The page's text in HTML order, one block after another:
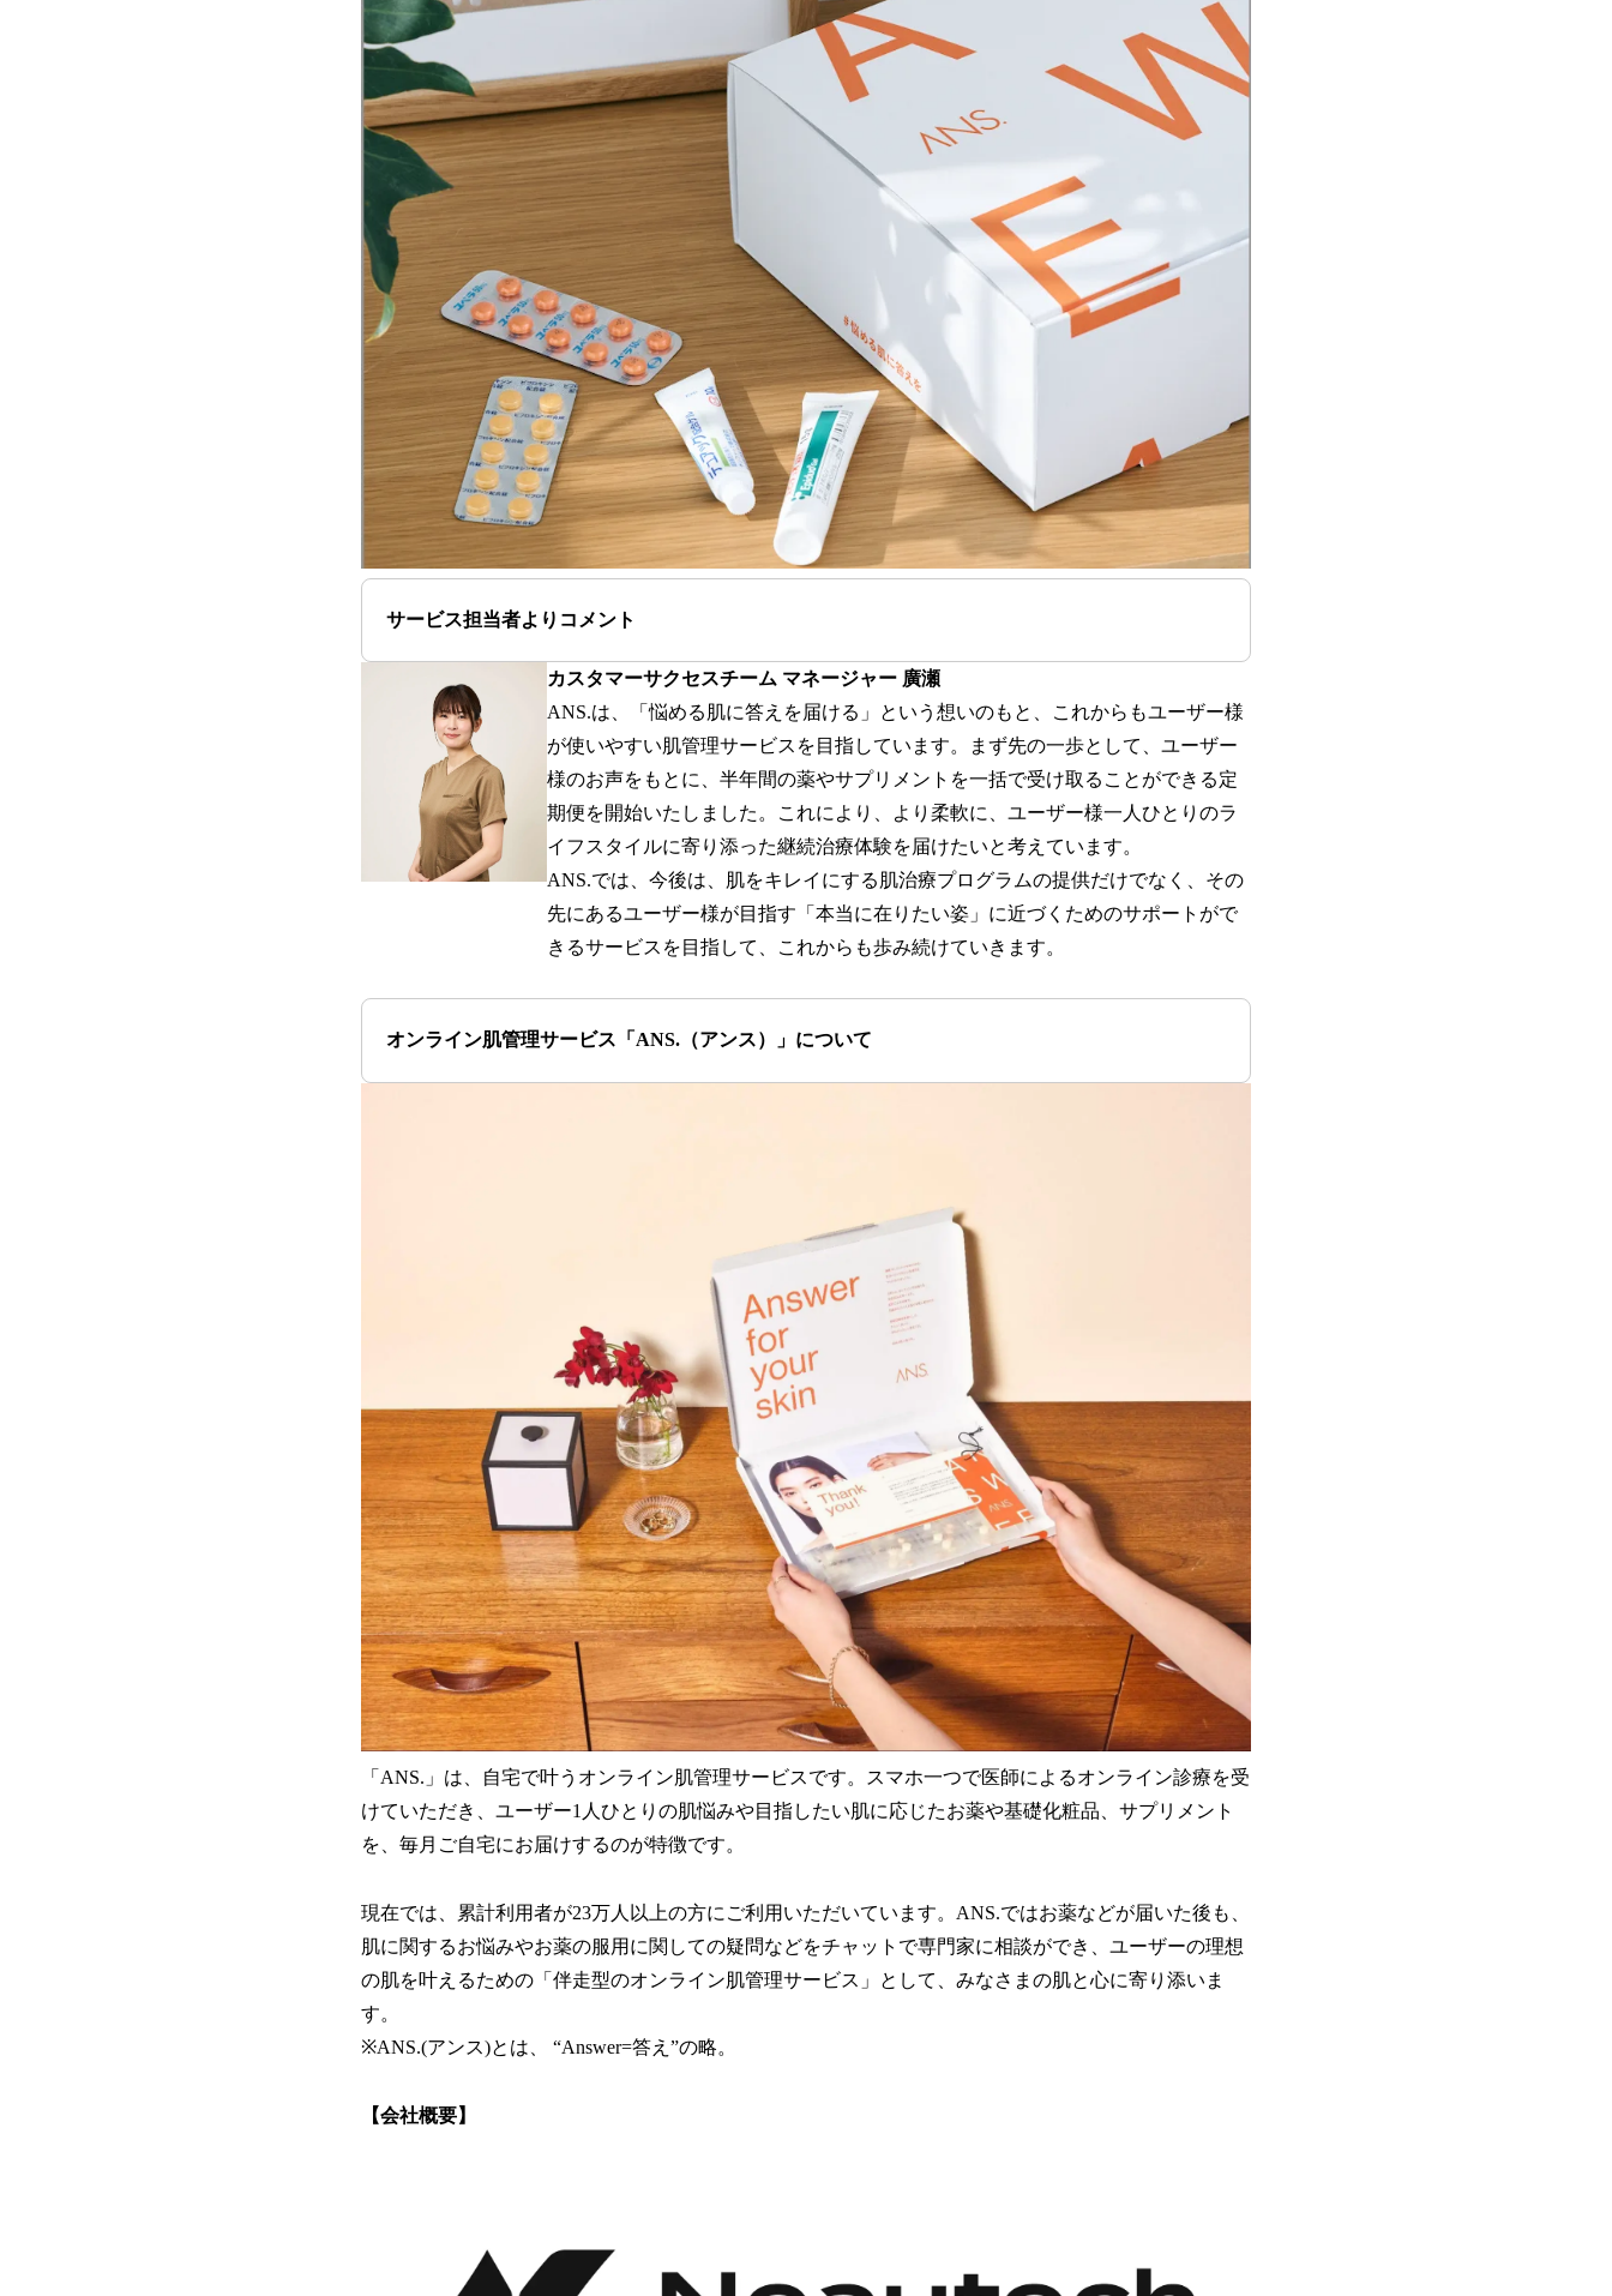
サービス担当者よりコメント
カスタマーサクセスチーム マネージャー 廣瀬
ANS.は、「悩める肌に答えを届ける」という想いのもと、これからもユーザー様
が使いやすい肌管理サービスを目指しています。まず先の一歩として、ユーザー
様のお声をもとに、半年間の薬やサプリメントを一括で受け取ることができる定
期便を開始いたしました。これにより、より柔軟に、ユーザー様一人ひとりのラ
イフスタイルに寄り添った継続治療体験を届けたいと考えています。
ANS.では、今後は、肌をキレイにする肌治療プログラムの提供だけでなく、その
先にあるユーザー様が目指す「本当に在りたい姿」に近づくためのサポートがで
きるサービスを目指して、これからも歩み続けていきます。
オンライン肌管理サービス「ANS.（アンス）」について
「ANS.」は、自宅で叶うオンライン肌管理サービスです。スマホ一つで医師によるオンライン診療を受
けていただき、ユーザー1人ひとりの肌悩みや目指したい肌に応じたお薬や基礎化粧品、サプリメント
を、毎月ご自宅にお届けするのが特徴です。
現在では、累計利用者が23万人以上の方にご利用いただいています。ANS.ではお薬などが届いた後も、
肌に関するお悩みやお薬の服用に関しての疑問などをチャットで専門家に相談ができ、ユーザーの理想
の肌を叶えるための「伴走型のオンライン肌管理サービス」として、みなさまの肌と心に寄り添いま
す。
※ANS.(アンス)とは、 “Answer=答え”の略。
【会社概要】